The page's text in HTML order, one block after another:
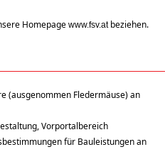
Homepagewww.fsv.atbeziehen.
(ausgenommen Fledermäuse) an
Vorportalbereich
für Bauleistungen an